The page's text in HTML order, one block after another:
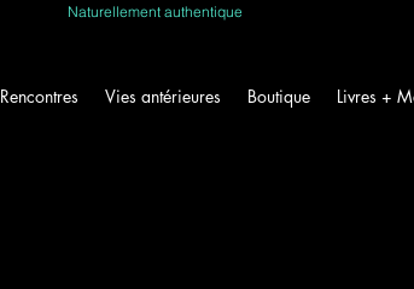
Naturellement authentique
Rencontres Vies antérieures Boutique Livres +